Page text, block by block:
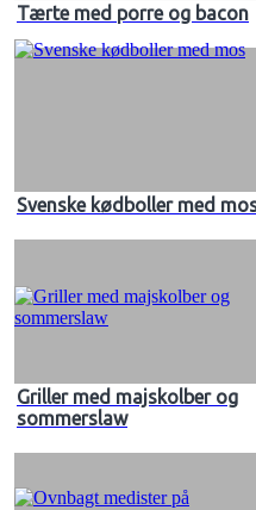
Tærte med porre og bacon
Svenske kødboller med
Griller med majskolber og
sommerslaw